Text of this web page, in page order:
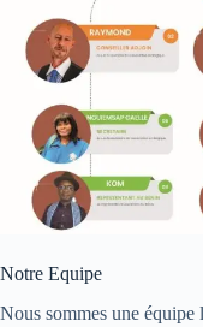
Notre Equipe
Nous sommes une équipe